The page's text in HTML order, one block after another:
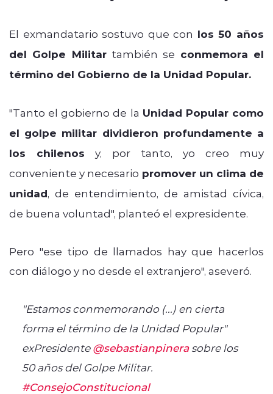
El exmandatario sostuvo que con los 50 años
del Golpe Militartambién se conmemora el
término del Gobierno de la Unidad Popular.
"Tanto el gobierno de la Unidad Popular como
el golpe militar dividieron profundamente a
los chilenos y, por tanto, yo creo muy
conveniente y necesario promover un clima de
unidad, de entendimiento, de amistad cívica,
de buena voluntad", planteó el expresidente.
Pero "ese tipo de llamados hay que hacerlos
con diálogo y no desde el extranjero", aseveró.
"Estamos conmemorando (...) en cierta
forma el término de la Unidad Popular"
exPresidente@sebastianpinerasobre los
50 años del Golpe Militar.
#ConsejoConstitucional